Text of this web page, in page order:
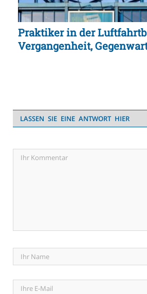
Praktiker in der
Vergangenheit,
LASSEN SIE EINE ANTWORT HIER